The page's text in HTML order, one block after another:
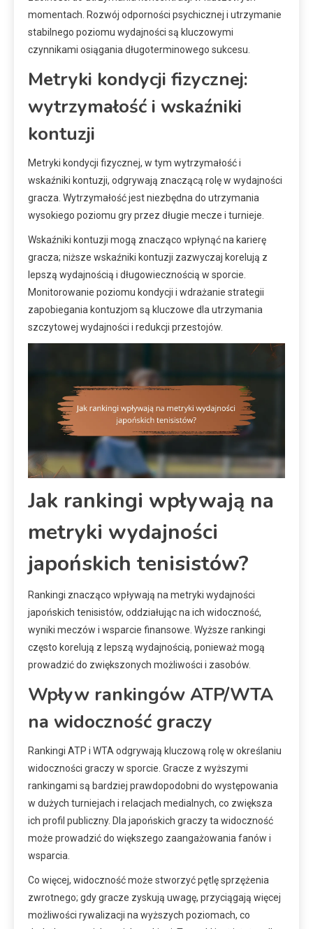
momentach. Rozwój odporności psychicznej i utrzymanie
stabilnego poziomu wydajności są kluczowymi
czynnikami osiągania długoterminowego sukcesu.
Metryki kondycji fizycznej:
wytrzymałość i wskaźniki
kontuzji
Metryki kondycji fizycznej, w tym wytrzymałość i
wskaźniki kontuzji, odgrywają znaczącą rolę w wydajności
gracza. Wytrzymałość jest niezbędna do utrzymania
wysokiego poziomu gry przez długie mecze i turnieje.
Wskaźniki kontuzji mogą znacząco wpłynąć na karierę
gracza; niższe wskaźniki kontuzji zazwyczaj korelują z
lepszą wydajnością i długowiecznością w sporcie.
Monitorowanie poziomu kondycji i wdrażanie strategii
zapobiegania kontuzjom są kluczowe dla utrzymania
szczytowej wydajności i redukcji przestojów.
Jak rankingi wpływają na
metryki wydajności
japońskich tenisistów?
Rankingi znacząco wpływają na metryki wydajności
japońskich tenisistów, oddziałując na ich widoczność,
wyniki meczów i wsparcie finansowe. Wyższe rankingi
często korelują z lepszą wydajnością, ponieważ mogą
prowadzić do zwiększonych możliwości i zasobów.
Wpływ rankingów ATP/WTA
na widoczność graczy
Rankingi ATP i WTA odgrywają kluczową rolę w określaniu
widoczności graczy w sporcie. Gracze z wyższymi
rankingami są bardziej prawdopodobni do występowania
w dużych turniejach i relacjach medialnych, co zwiększa
ich profil publiczny. Dla japońskich graczy ta widoczność
może prowadzić do większego zaangażowania fanów i
wsparcia.
Co więcej, widoczność może stworzyć pętlę sprzężenia
zwrotnego; gdy gracze zyskują uwagę, przyciągają więcej
możliwości rywalizacji na wyższych poziomach, co